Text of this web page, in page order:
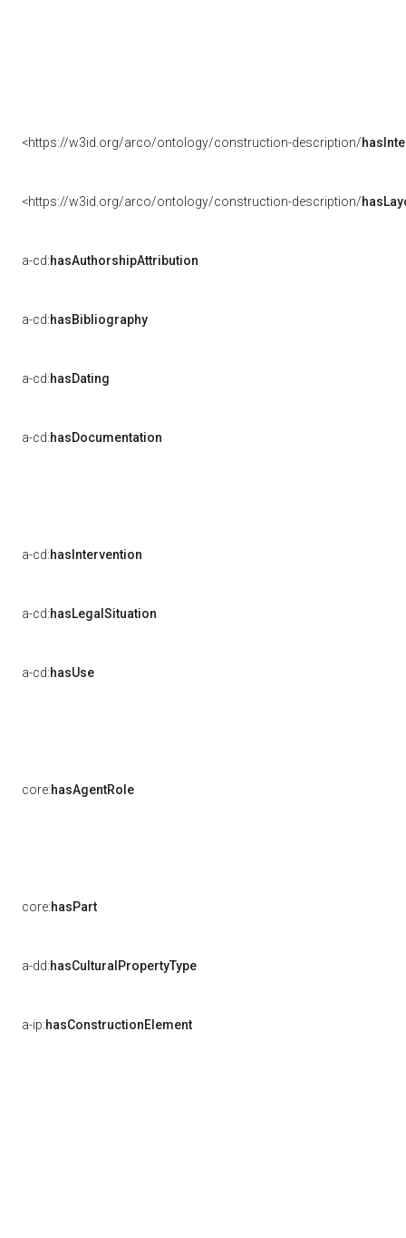
<https://w3id.org/arco/ontology/construction-description/
<https://w3id.org/arco/ontology/construction-description/
a-cd:hasAuthorshipAttribution
a-cd:hasBibliography
a-cd:hasDating
a-cd:hasDocumentation
a-cd:hasIntervention
a-cd:hasLegalSituation
a-cd:hasUse
core:hasAgentRole
core:hasPart
a-dd:hasCulturalPropertyType
a-ip:hasConstructionElement